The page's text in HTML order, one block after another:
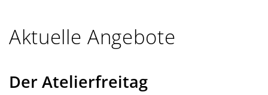
Aktuelle Angebote
Der Atelierfreitag